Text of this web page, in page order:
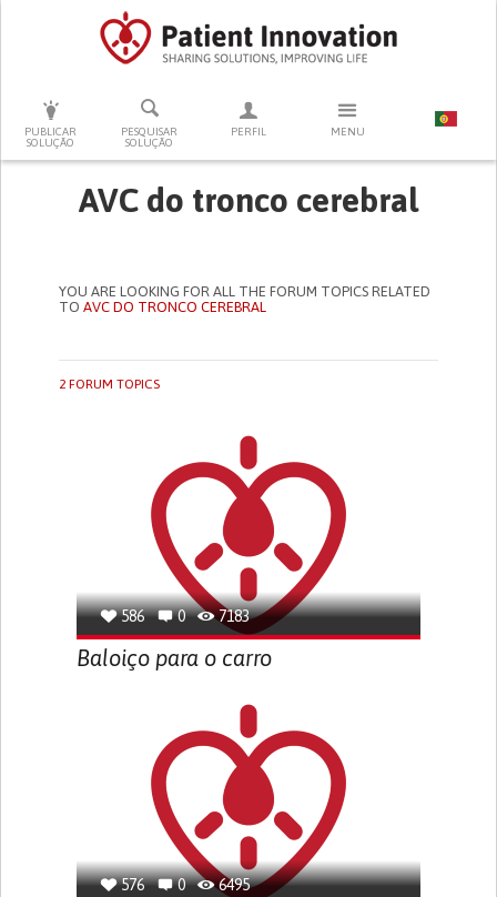
PUBLICAR
SOLUÇÃO
PESQUISAR
SOLUÇÃO
PERFIL MENU
PRESSIONE ENTER PARA PESQUISAR
AVC do tronco cerebral
YOU ARE LOOKING FOR ALL THE FORUM TOPICS RELATED
TOAVC DO TRONCO CEREBRAL
2 FORUM TOPICS
586 0 7183
Baloiço para o carro
576 0 6495